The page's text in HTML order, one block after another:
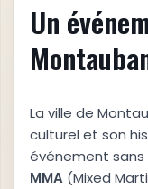
Un
La ville de
culturel et son
événement
MMA (Mixed